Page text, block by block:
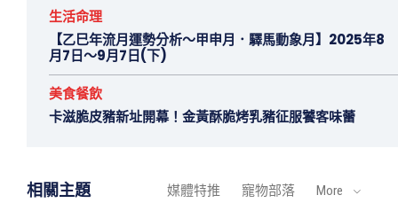
生活命理
【乙巳年流月運勢分析～甲申月．驛馬動象月】2025年8
月7日～9月7日(下)
美食餐飲
卡滋脆皮豬新址開幕！金黃酥脆烤乳豬征服饕客味蕾
相關主題 媒體特推 寵物部落 More